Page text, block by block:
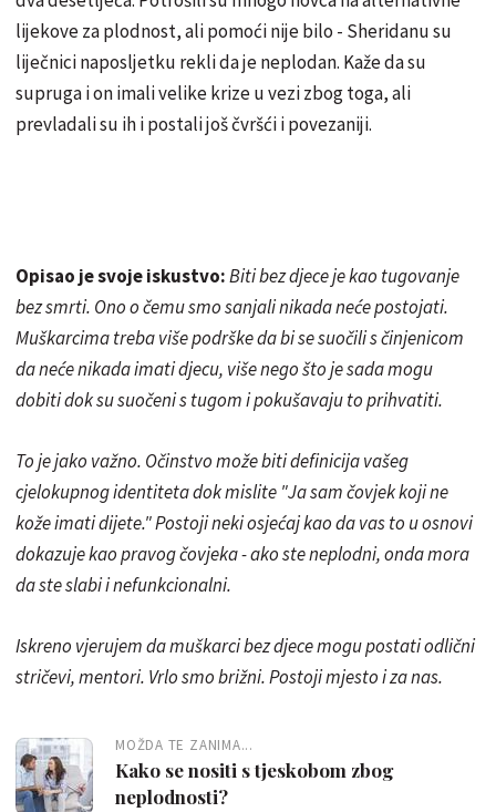
lijekove za plodnost, ali pomoći nije bilo - Sheridanu su
liječnici naposljetku rekli da je neplodan. Kaže da su
supruga i on imali velike krize u vezi zbog toga, ali
prevladali su ih i postali još čvršći i povezaniji.
Opisao je svoje iskustvo:Biti bez djece je kao tugovanje
bez smrti. Ono o čemu smo sanjali nikada neće postojati.
Muškarcima treba više podrške da bi se suočili s činjenicom
da neće nikada imati djecu, više nego što je sada mogu
dobiti dok su suočeni s tugom i pokušavaju to prihvatiti.
To je jako važno. Očinstvo može biti definicija vašeg
cjelokupnog identiteta dok mislite "Ja sam čovjek koji ne
kože imati dijete." Postoji neki osjećaj kao da vas to u osnovi
dokazuje kao pravog čovjeka - ako ste neplodni, onda mora
da ste slabi i nefunkcionalni.
Iskreno vjerujem da muškarci bez djece mogu postati odlični
stričevi, mentori. Vrlo smo brižni. Postoji mjesto i za nas.
MOŽDA TE ZANIMA...
Kako se nositi s tjeskobom zbog
neplodnosti?